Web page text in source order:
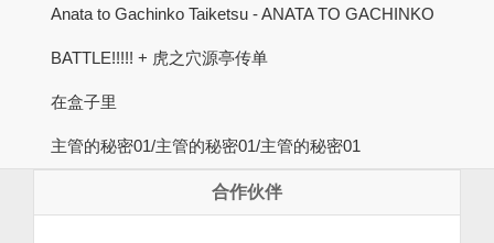
Anata to Gachinko Taiketsu - ANATA TO GACHINKO
BATTLE!!!!! + 虎之穴源亭传单
在盒子里
主管的秘密01/主管的秘密01/主管的秘密01
合作伙伴